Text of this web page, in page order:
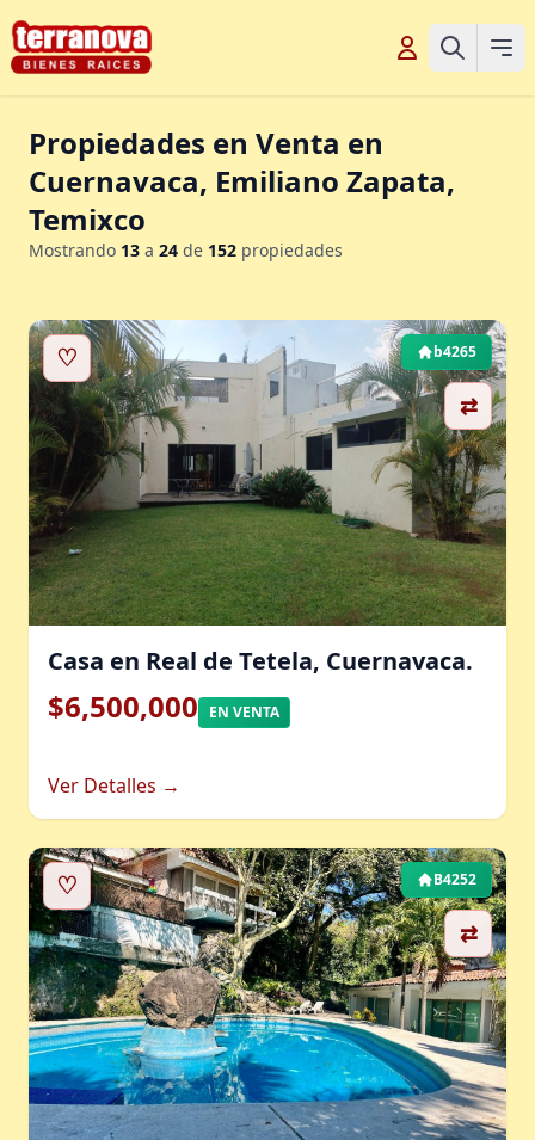
Propiedades en Venta en
Cuernavaca, Emiliano Zapata,
Temixco
Mostrando 13 a 24 de 152 propiedades
♡
⇄
b4265
Casa en Real de Tetela, Cuernavaca.
$6,500,000 EN VENTA
Ver Detalles →
♡
⇄
B4252